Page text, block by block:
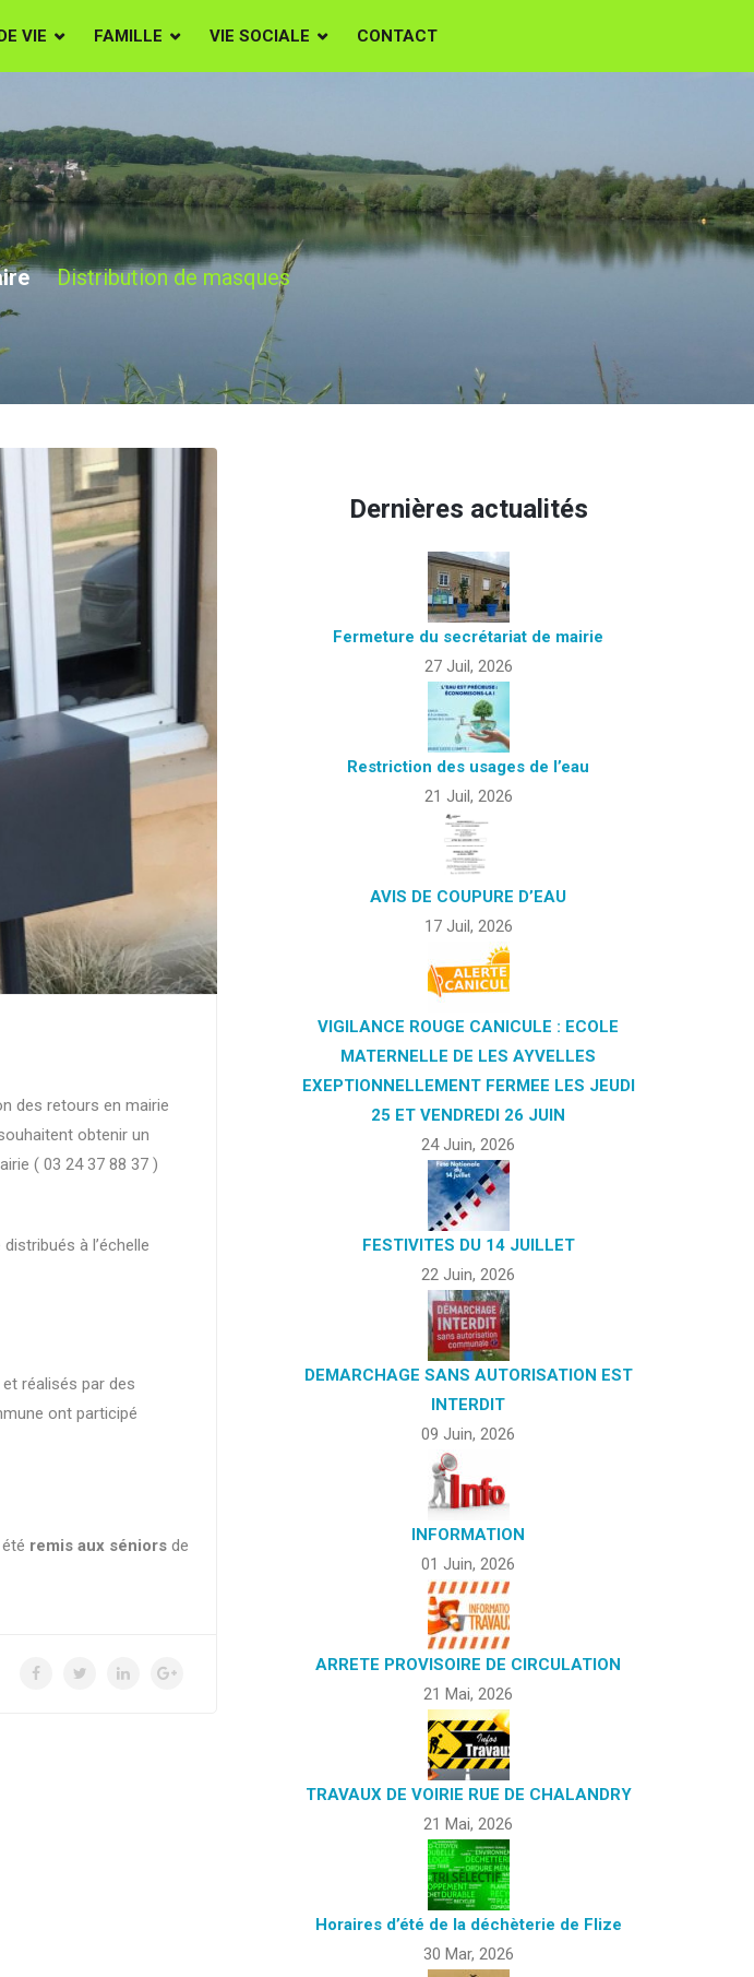
VIE FAMILLE VIE SOCIALE CONTACT
masques
Distribution de masques
des retours en mairie
obtenir un
( 03 24 37 88 37 )
à l’échelle
réalisés par des
ont participé
remis aux séniors de
Dernières actualités
Fermeture du secrétariat de mairie
27 Juil, 2026
Restriction des usages de l’eau
21 Juil, 2026
AVIS DE COUPURE D’EAU
17 Juil, 2026
VIGILANCE ROUGE CANICULE : ECOLE
MATERNELLE DE LES AYVELLES
EXEPTIONNELLEMENT FERMEE LES JEUDI
25 ET VENDREDI 26 JUIN
24 Juin, 2026
FESTIVITES DU 14 JUILLET
22 Juin, 2026
DEMARCHAGE SANS AUTORISATION EST
INTERDIT
09 Juin, 2026
INFORMATION
01 Juin, 2026
ARRETE PROVISOIRE DE CIRCULATION
21 Mai, 2026
TRAVAUX DE VOIRIE RUE DE CHALANDRY
21 Mai, 2026
Horaires d’été de la déchèterie de Flize
30 Mar, 2026